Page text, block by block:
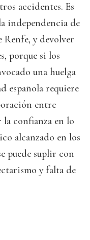
accidentes. Es
independencia de
y devolver
porque si los
una huelga
española requiere
entre
confianza en lo
alcanzado en los
puede suplir con
y falta de